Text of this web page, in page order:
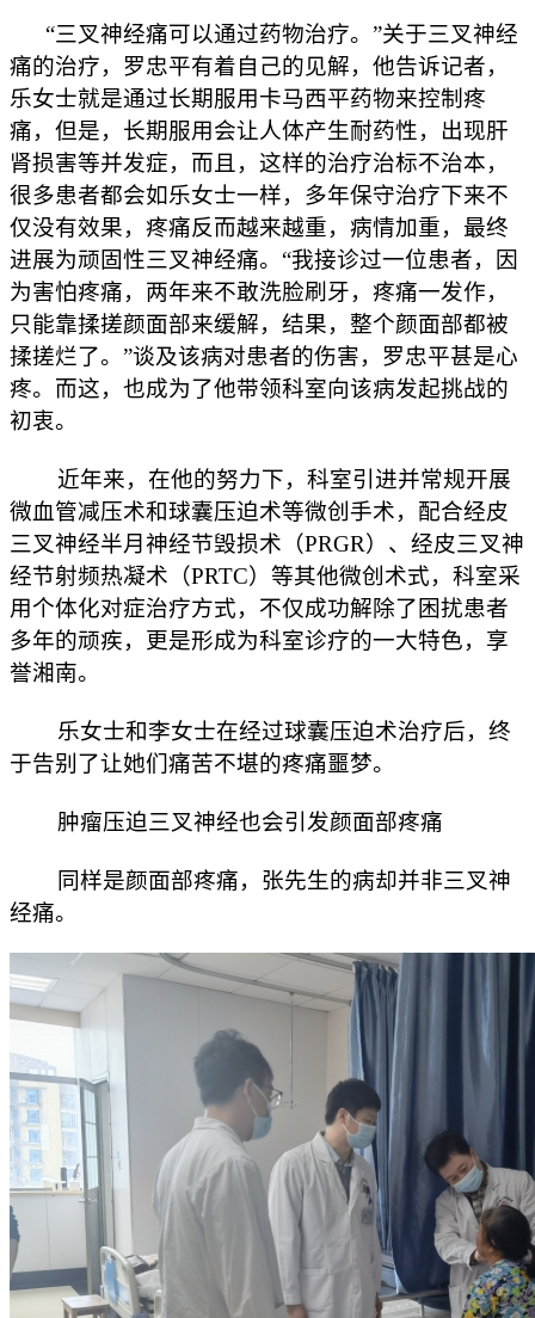
“三叉神经痛可以通过药物治疗。”关于三叉神经
痛的治疗，罗忠平有着自己的见解，他告诉记者，
乐女士就是通过长期服用卡马西平药物来控制疼
痛，但是，长期服用会让人体产生耐药性，出现肝
肾损害等并发症，而且，这样的治疗治标不治本，
很多患者都会如乐女士一样，多年保守治疗下来不
仅没有效果，疼痛反而越来越重，病情加重，最终
进展为顽固性三叉神经痛。“我接诊过一位患者，因
为害怕疼痛，两年来不敢洗脸刷牙，疼痛一发作，
只能靠揉搓颜面部来缓解，结果，整个颜面部都被
揉搓烂了。”谈及该病对患者的伤害，罗忠平甚是心
疼。而这，也成为了他带领科室向该病发起挑战的
初衷。
近年来，在他的努力下，科室引进并常规开展
微血管减压术和球囊压迫术等微创手术，配合经皮
三叉神经半月神经节毁损术（PRGR）、经皮三叉神
经节射频热凝术（PRTC）等其他微创术式，科室采
用个体化对症治疗方式，不仅成功解除了困扰患者
多年的顽疾，更是形成为科室诊疗的一大特色，享
誉湘南。
乐女士和李女士在经过球囊压迫术治疗后，终
于告别了让她们痛苦不堪的疼痛噩梦。
肿瘤压迫三叉神经也会引发颜面部疼痛
同样是颜面部疼痛，张先生的病却并非三叉神
经痛。